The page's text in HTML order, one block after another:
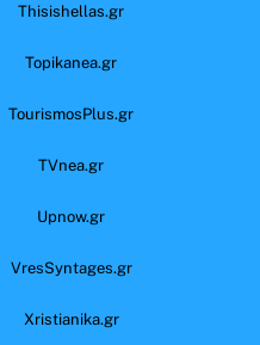
Thisishellas.gr
Topikanea.gr
TourismosPlus.gr
TVnea.gr
Upnow.gr
VresSyntages.gr
Xristianika.gr